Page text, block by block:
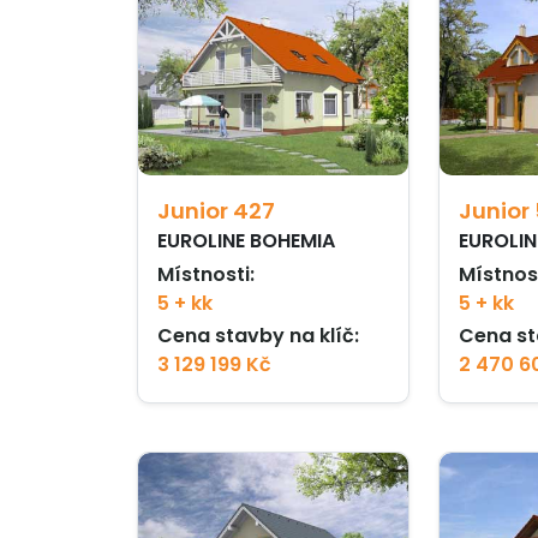
Junior 427
EUROLINE BOHEMIA
Místnosti:
5 + kk
Cena stavby na klíč:
3 129 199 Kč
Junior
5 + kk
Cena
2 470